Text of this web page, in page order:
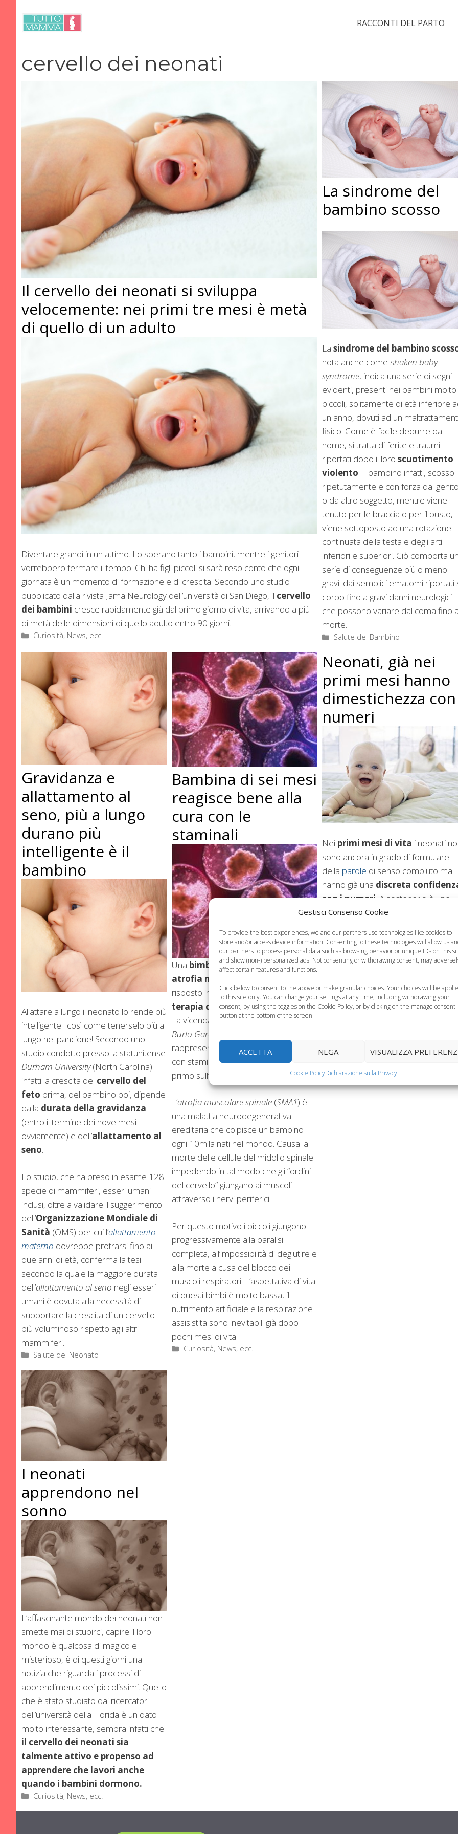
Gestisci Consenso Cookie
To provide the best experiences, we and our partners use technologies like cookies to
store and/or access device information. Consenting to these technologies will allow us
our partners to process personal data such as browsing behavior or unique IDs on this
and show (non-) personalized ads. Not consenting or withdrawing consent, may
affect certain features and functions.
Click below to consent to the above or make granular choices. Your choices will be
to this site only. You can change your settings at any time, including withdrawing your
consent, by using the toggles on the Cookie Policy, or by clicking on the manage consent
button at the bottom of the screen.
ACCETTA NEGA VISUALIZZA
Cookie PolicyDichiarazione sulla Privacy
contenuto
RACCONTI DEL PARTO
cervello dei neonati
Il cervello dei neonati si sviluppa
velocemente: nei primi tre mesi è metà
di quello di un adulto
Diventare grandi in un attimo. Lo sperano tanto i bambini, mentre i genitori
vorrebbero fermare il tempo. Chi ha figli piccoli si sarà reso conto che ogni
giornata è un momento di formazione e di crescita. Secondo uno studio
pubblicato dalla rivista Jama Neurology dell’università di San Diego, il cervello
dei bambini cresce rapidamente già dal primo giorno di vita, arrivando a più
di metà delle dimensioni di quello adulto entro 90 giorni.
Categorie
Curiosità, News, ecc.
La sindrome del
bambino scosso
La sindrome del bambino
nota anche come shaken baby
syndrome, indica una serie di segni
evidenti, presenti nei bambini molto
piccoli, solitamente di età inferiore
un anno, dovuti ad un
fisico. Come è facile dedurre dal
nome, si tratta di ferite e traumi
riportati dopo il loro scuotimento
violento. Il bambino infatti, scosso
ripetutamente e con forza dal
o da altro soggetto, mentre viene
tenuto per le braccia o per il busto,
viene sottoposto ad una rotazione
continuata della testa e degli arti
inferiori e superiori. Ciò comporta
serie di conseguenze più o meno
gravi: dai semplici ematomi riportati
corpo fino a gravi danni neurologici
che possono variare dal coma fino
morte.
Categorie
Salute del Bambino
Gravidanza e
allattamento al
seno, più a lungo
durano più
intelligente è il
bambino
Allattare a lungo il neonato lo rende più
intelligente…così come tenerselo più a
lungo nel pancione! Secondo uno
studio condotto presso la statunitense
Durham University(North Carolina)
infatti la crescita del cervello del
feto prima, del bambino poi, dipende
dalla durata della gravidanza
(entro il termine dei nove mesi
ovviamente) e dell’allattamento al
seno.
Lo studio, che ha preso in esame 128
specie di mammiferi, esseri umani
inclusi, oltre a validare il suggerimento
dell’Organizzazione Mondiale di
Sanità (OMS) per cui l’allattamento
materno dovrebbe protrarsi fino ai
due anni di età, conferma la tesi
secondo la quale la maggiore durata
dell’allattamento al seno negli esseri
umani è dovuta alla necessità di
supportare la crescita di un cervello
più voluminoso rispetto agli altri
mammiferi.
Categorie
Salute del Neonato
Bambina di sei mesi
reagisce bene alla
cura con le
staminali
Una bimba di sei mesi, affetta da
atrofia muscolare spinale
risposto in modo positivo a una
terapia con le cellule staminali.
La vicenda si è svolta all’Ospedale
Burlo Garofalo
rappresenta il primo caso di terapia
con staminali intratecali in Italia e il
primo sull’atrofia muscolare il Europa.
L’atrofia muscolare spinale(SMA1) è
una malattia neurodegenerativa
ereditaria che colpisce un bambino
ogni 10mila nati nel mondo. Causa la
morte delle cellule del midollo spinale
impedendo in tal modo che gli “ordini
del cervello” giungano ai muscoli
attraverso i nervi periferici.
Per questo motivo i piccoli giungono
progressivamente alla paralisi
completa, all’impossibilità di deglutire e
alla morte a cusa del blocco dei
muscoli respiratori. L’aspettativa di vita
di questi bimbi è molto bassa, il
nutrimento artificiale e la respirazione
assisistita sono inevitabili già dopo
pochi mesi di vita.
Categorie
Curiosità, News, ecc.
Neonati, già nei
primi mesi hanno
dimestichezza
numeri
Nei primi mesi di vita i neonati
sono ancora in grado di formulare
della parole di senso compiuto ma
hanno già una discreta
con i numeri . A sostenerlo è uno
studio dellaEmory University
neonatiabbiano giàsviluppati i
concetti di spazio, tempo e
quantità
. Secondo i ricercatori
Stella Lourenco, i bambini già a
nove mesi possiedono una sorta di
Categorie
Curiosità, News, ecc.
I neonati
apprendono nel
sonno
L’affascinante mondo dei neonati non
smette mai di stupirci, capire il loro
mondo è qualcosa di magico e
misterioso, è di questi giorni una
notizia che riguarda i processi di
apprendimento dei piccolissimi. Quello
che è stato studiato dai ricercatori
dell’università della Florida è un dato
molto interessante, sembra infatti che
il cervello dei neonati sia
talmente attivo e propenso ad
apprendere che lavori anche
quando i bambini dormono.
Categorie
Curiosità, News, ecc.